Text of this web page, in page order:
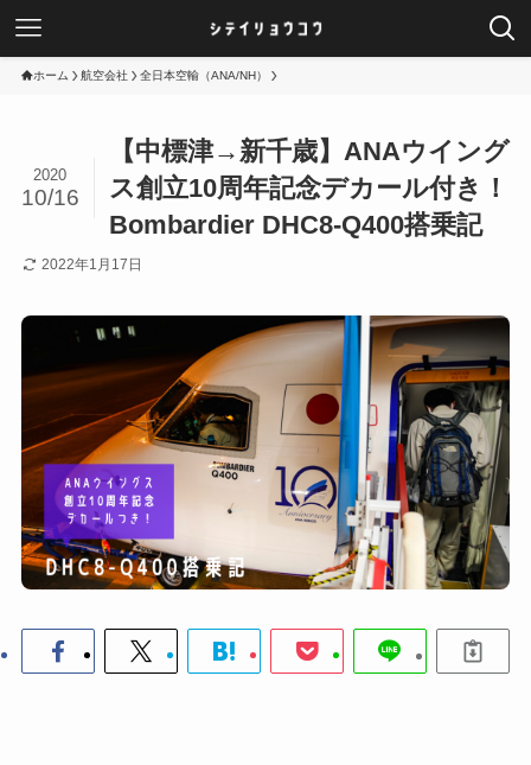
ホーム 航空会社 全日本空輸（ANA/NH）
【中標津→新千歳】ANAウイング
ス創立10周年記念デカール付き！
Bombardier DHC8-Q400搭乗記
2020
10/16
2022年1月17日